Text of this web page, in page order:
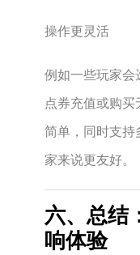
操作更灵活
例如一些玩家会
点券充值或购
简单，同时支持
家来说更友好。
六、总结
响体验